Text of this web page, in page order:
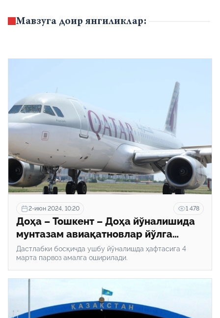
Мавзуга доир янгиликлар:
2-июн 2024, 10:20 1 478
Доҳа – Тошкент – Доҳа йўналишида
мунтазам авиақатновлар йўлга
қўйилди
Дастлабки босқичда ушбу йўналишда ҳафтасига 4
марта парвоз амалга оширилади.